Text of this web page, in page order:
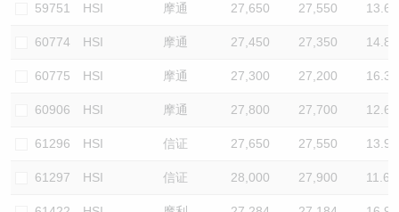
59751 HSI 摩通 27,650 27,550 13.6
60774 HSI 摩通 27,450 27,350 14.8
60775 HSI 摩通 27,300 27,200 16.3
60906 HSI 摩通 27,800 27,700 12.6
61296 HSI 信证 27,650 27,550 13.9
61297 HSI 信证 28,000 27,900 11.6